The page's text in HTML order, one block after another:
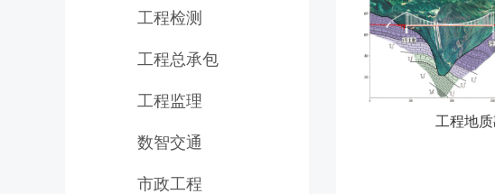
工程检测
工程总承包
工程监理
数智交通
市政工程
工程地